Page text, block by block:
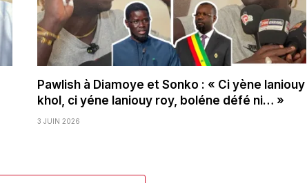
Pawlish à Diamoye et Sonko : « Ci yène laniouy
khol, ci yéne laniouy roy, boléne défé ni… »
3 JUIN 2026